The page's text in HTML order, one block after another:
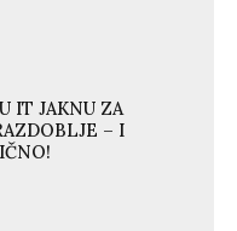
IT JAKNU ZA
– I